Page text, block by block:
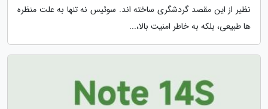
نظیر از این مقصد گردشگری ساخته اند. سوئیس نه تنها به علت منظره
ها طبیعی، بلکه به خاطر امنیت بالا،...